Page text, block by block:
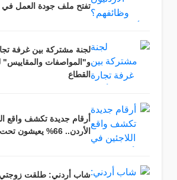
تفتح ملف جودة العمل في
لجنة مشتركة بين غرفة
و"المواصفات والمقاييس"
القطاع
أرقام جديدة تكشف واقع
الأردن.. 66% يعيشون تحت خط الفقر
شاب أردني: طلقت زوجتي